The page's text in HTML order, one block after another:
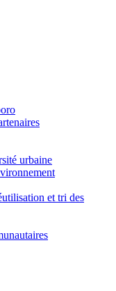
urbaine
et tri des